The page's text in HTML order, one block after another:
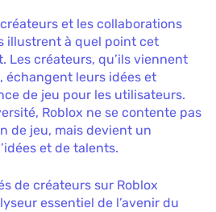
et les collaborations
illustrent à quel point cet
Les créateurs, qu’ils viennent
échangent leurs idées et
de jeu pour les utilisateurs.
Roblox ne se contente pas
de jeu, mais devient un
et de talents.
de créateurs sur Roblox
essentiel de l’avenir du